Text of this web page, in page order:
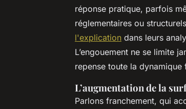
réponse pratique, parfois
réglementaires ou
l'explication dans leurs
L’engouement ne se limite
repense toute la dynamique
L’augmentation de la
Parlons franchement, qui